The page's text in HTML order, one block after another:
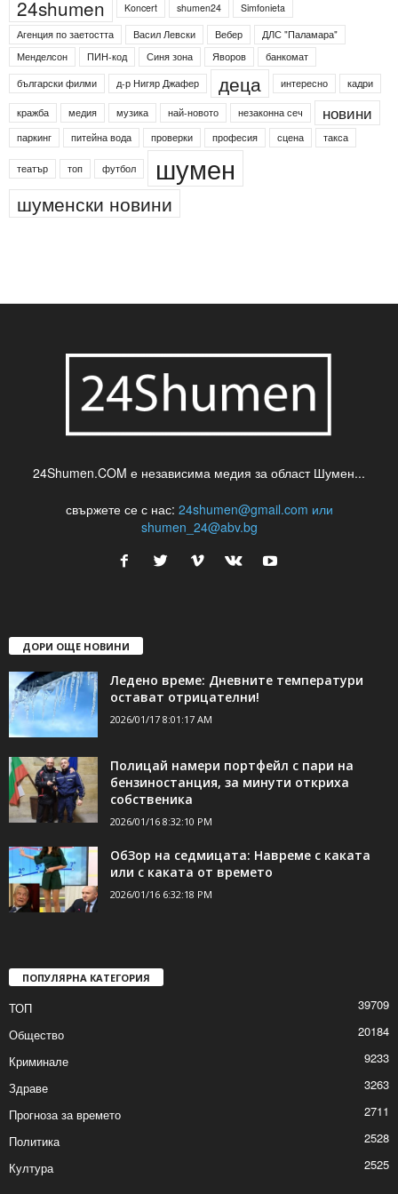
24shumen Koncert shumen24
Simfonieta
Агенция по заетостта
Васил Левски Вебер
ДЛС "Паламара"
Менделсон
ПИН-код Синя зона Яворов
банкомат
български филми
д-р Нигяр Джафер деца интересно кадри
кражба медия музика най-новото незаконна сеч новини
паркинг питейна вода проверки професия сцена такса
театър топ футбол шумен
шуменски новини
24Shumen.COM е независима медия за област Шумен...
свържете се с нас: 24shumen@gmail.com или
shumen_24@abv.bg
ДОРИ ОЩЕ НОВИНИ
Ледено време: Дневните температури
остават отрицателни!
2026/01/17 8:01:17 AM
Полицай намери портфейл с пари на
бензиностанция, за минути откриха
собственика
2026/01/16 8:32:10 PM
ОбЗор на седмицата: Навреме с каката
или с каката от времето
2026/01/16 6:32:18 PM
ПОПУЛЯРНА КАТЕГОРИЯ
ТОП
39709
Общество
20184
Криминале
9233
Здраве
3263
Прогноза за времето
2711
Политика
2528
Култура
2525